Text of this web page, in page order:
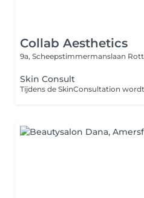
Collab Aesthetics
9a, Scheepstimmermanslaan
Skin Consult